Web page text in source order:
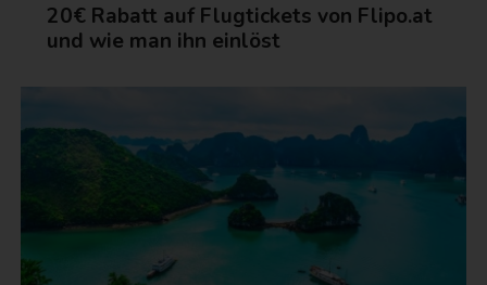
20€ Rabatt auf Flugtickets von Flipo.at
und wie man ihn einlöst